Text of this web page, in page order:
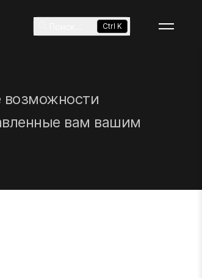
Ctrl K
возможности
вам вашим